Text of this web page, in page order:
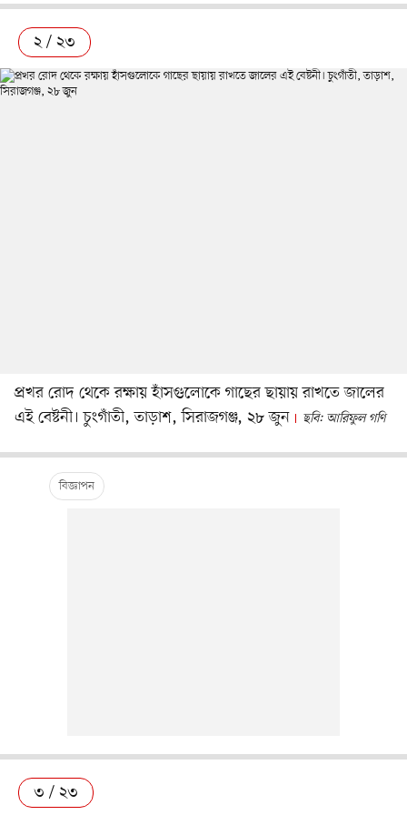
২ / ২৩
প্রখর রোদ থেকে রক্ষায় হাঁসগুলোকে গাছের ছায়ায় রাখতে জালের
এই বেষ্টনী। চুংগাঁতী, তাড়াশ, সিরাজগঞ্জ, ২৮ জুন
ছবি: আরিফুল গণি
৩ / ২৩